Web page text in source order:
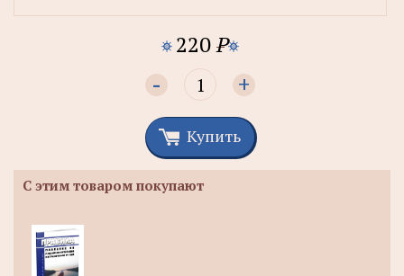
220P
- +
Купить
С этим товаром покупают